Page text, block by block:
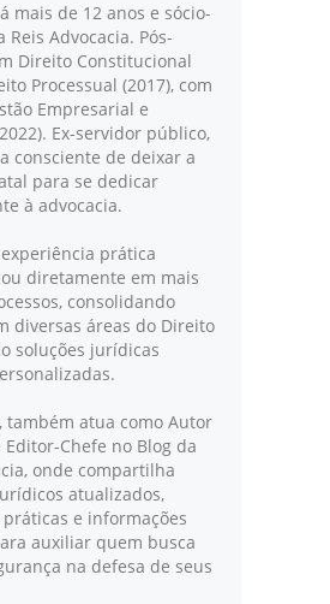
mais de 12 anos e sócio-
Advocacia. Pós-
Direito Constitucional
Processual (2017), com
Empresarial e
Ex-servidor público,
consciente de deixar a
para se dedicar
à advocacia.
prática
diretamente em mais
consolidando
diversas áreas do Direito
soluções jurídicas
também atua como Autor
Editor-Chefe no Blog da
onde compartilha
atualizados,
e informações
auxiliar quem busca
na defesa de seus